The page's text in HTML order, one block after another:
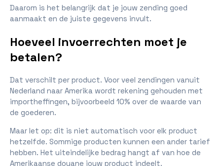
Daarom is het belangrijk dat je jouw zending goed
aanmaakt en de juiste gegevens invult.
Hoeveel invoerrechten moet je
betalen?
Dat verschilt per product. Voor veel zendingen vanuit
Nederland naar Amerika wordt rekening gehouden met
importheffingen, bijvoorbeeld 10% over de waarde van
de goederen.
Maar let op: dit is niet automatisch voor elk product
hetzelfde. Sommige producten kunnen een ander tarief
hebben. Het uiteindelijke bedrag hangt af van hoe de
Amerikaanse douane jouw product indeelt.